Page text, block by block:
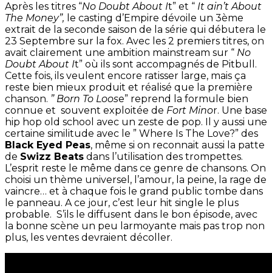
Après les titres “No Doubt About It” et “ It ain’t About
The Money”, le casting d’Empire dévoile un 3ème
extrait de la seconde saison de la série qui débutera le
23 Septembre sur la fox. Avec les 2 premiers titres, on
avait clairement une ambition mainstream sur “ No
Doubt About It” où ils sont accompagnés de Pitbull.
Cette fois, ils veulent encore ratisser large, mais ça
reste bien mieux produit et réalisé que la première
chanson. ” Born To Loose” reprend la formule bien
connue et souvent exploitée de Fort Minor. Une base
hip hop old school avec un zeste de pop. Il y aussi une
certaine similitude avec le ” Where Is The Love?” des
Black Eyed Peas, même si on reconnait aussi la patte
de Swizz Beats dans l’utilisation des trompettes.
L’esprit reste le même dans ce genre de chansons. On
choisi un thème universel, l’amour, la peine, la rage de
vaincre… et à chaque fois le grand public tombe dans
le panneau. A ce jour, c’est leur hit single le plus
probable. S’ils le diffusent dans le bon épisode, avec
la bonne scène un peu larmoyante mais pas trop non
plus, les ventes devraient décoller.